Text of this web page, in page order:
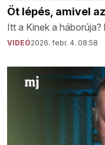
Öt lépés, amivel
Itt a Kinek a háborúja?
VIDEÓ2026. febr. 4. 08:58